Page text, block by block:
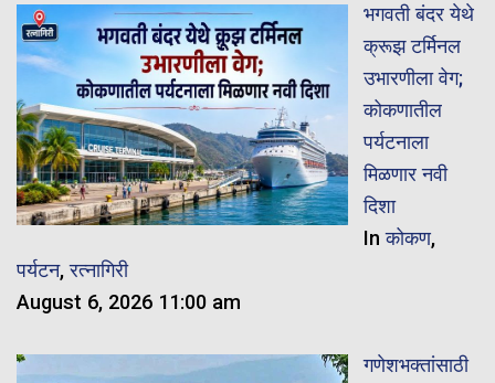
भगवती बंदर येथे
क्रूझ टर्मिनल
उभारणीला वेग;
कोकणातील
पर्यटनाला
मिळणार नवी
दिशा
Inकोकण,
पर्यटन,रत्नागिरी
August 6, 2026 11:00 am
गणेशभक्तांसाठी